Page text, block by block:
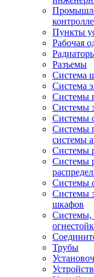
Пункты
Рабочая
Разъемы
Система
Система
Системы
Системы
Системы
Системы
системы
Системы
Системы
Системы
Системы
шкафов
Системы,
Трубы